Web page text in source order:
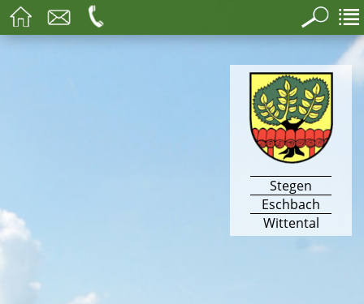
Stegen
Eschbach
Wittental